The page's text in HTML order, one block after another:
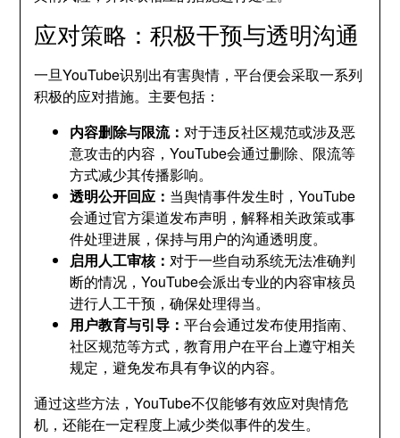
应对策略：积极干预与透明沟通
一旦YouTube识别出有害舆情，平台便会采取一系列
积极的应对措施。主要包括：
内容删除与限流：对于违反社区规范或涉及恶
意攻击的内容，YouTube会通过删除、限流等
方式减少其传播影响。
透明公开回应： 当舆情事件发生时，YouTube
会通过官方渠道发布声明，解释相关政策或事
件处理进展，保持与用户的沟通透明度。
启用人工审核：对于一些自动系统无法准确判
断的情况，YouTube会派出专业的内容审核员
进行人工干预，确保处理得当。
用户教育与引导：平台会通过发布使用指南、
社区规范等方式，教育用户在平台上遵守相关
规定，避免发布具有争议的内容。
通过这些方法，YouTube不仅能够有效应对舆情危
机，还能在一定程度上减少类似事件的发生。